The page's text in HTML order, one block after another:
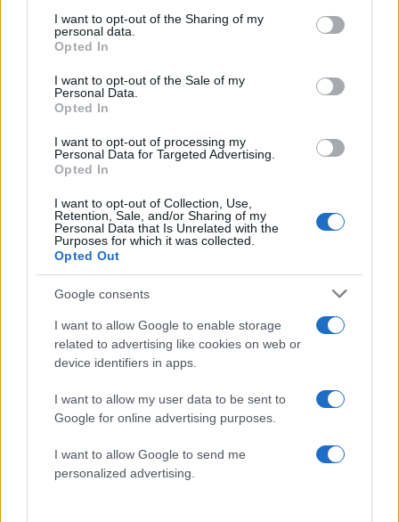
not limited to your visit or usage behaviour. You may click to
grant or deny consent to Google and its third-party tags to
use your data for below specified purposes in below Google
consent section.
I want to opt-out of the Sharing of my
personal data.
Opted In
I want to opt-out of the Sale of my
Personal Data.
Opted In
I want to opt-out of processing my
Personal Data for Targeted Advertising.
Opted In
I want to opt-out of Collection, Use,
Retention, Sale, and/or Sharing of my
Personal Data that Is Unrelated with the
Purposes for which it was collected.
Opted Out
Google consents
I want to allow Google to enable storage
related to advertising like cookies on web or
device identifiers in apps.
I want to allow my user data to be sent to
Google for online advertising purposes.
I want to allow Google to send me
personalized advertising.
Υποβολή σχολίου
Πολιτική Απορρήτου&Όροι Χρήσης της Google.
Share:
Ακολουθήστε το Νewsit.gr στοGoogle News
ενημερωθείτε πρώτοι για όλη την ειδησεογραφία και τα
τελευταία νέα της ημέρας
Πιο δημοφιλή
Κωνσταντίνος Αργυρός και Αλεξάνδρα
Νίκα κάνουν διακοπές με πολυτελές γιοτ
με τα δύο παιδιά τους
Ελίζαμπεθ Ελέτσι και Νεκτάριος Λεμονίδης
πήγαν στον Άγιο Νεκτάριο Βούλας για να
πάρουν την ευχή για τον γιο τους